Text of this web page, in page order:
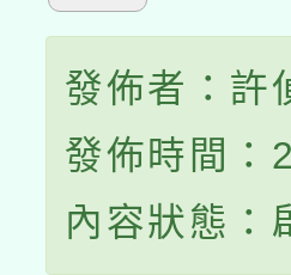
發佈者：許
發佈時間
內容狀態：